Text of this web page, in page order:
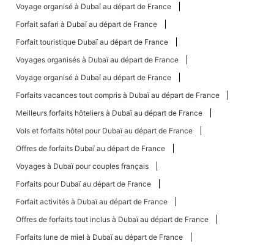
Voyage organisé à Dubaï au départ de France
Forfait safari à Dubaï au départ de France
Forfait touristique Dubaï au départ de France
Voyages organisés à Dubaï au départ de France
Voyage organisé à Dubaï au départ de France
Forfaits vacances tout compris à Dubaï au départ de France
Meilleurs forfaits hôteliers à Dubaï au départ de France
Vols et forfaits hôtel pour Dubaï au départ de France
Offres de forfaits Dubaï au départ de France
Voyages à Dubaï pour couples français
Forfaits pour Dubaï au départ de France
Forfait activités à Dubaï au départ de France
Offres de forfaits tout inclus à Dubaï au départ de France
Forfaits lune de miel à Dubaï au départ de France